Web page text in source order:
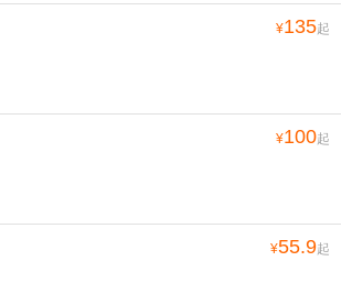
¥135起
¥100起
¥55.9起